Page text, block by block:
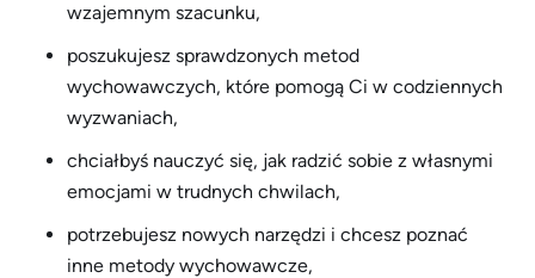
wzajemnym szacunku,
poszukujesz sprawdzonych metod
wychowawczych, które pomogą Ci w codziennych
wyzwaniach,
chciałbyś nauczyć się, jak radzić sobie z własnymi
emocjami w trudnych chwilach,
potrzebujesz nowych narzędzi i chcesz poznać
inne metody wychowawcze,